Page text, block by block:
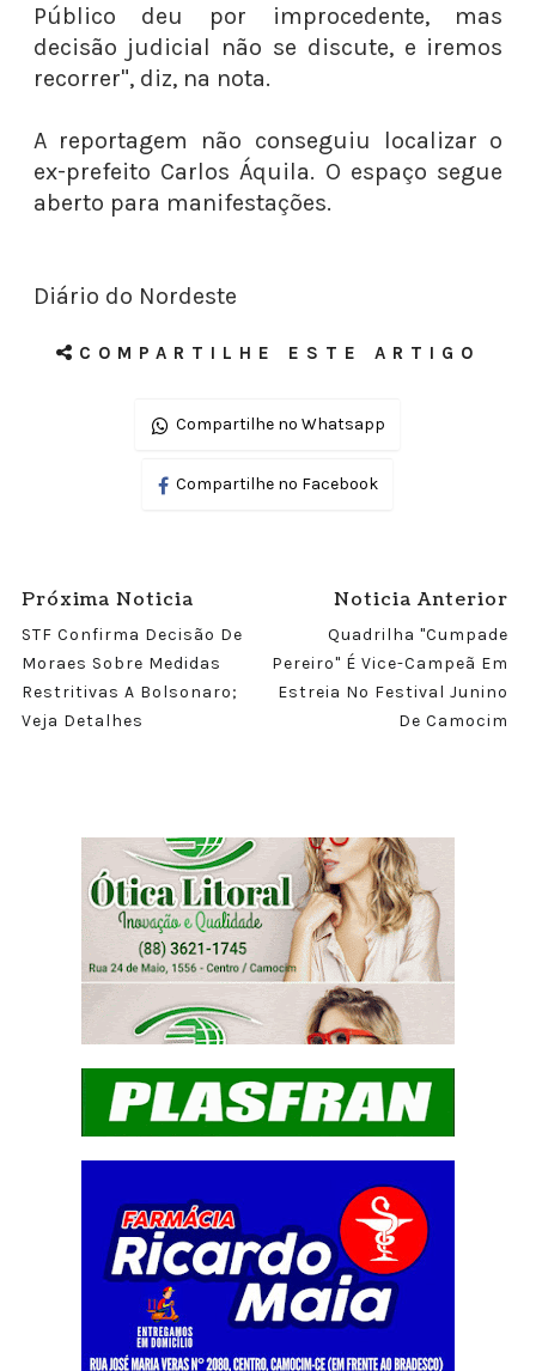
Público deu por improcedente, mas
decisão judicial não se discute, e iremos
recorrer", diz, na nota.
A reportagem não conseguiu localizar o
ex-prefeito Carlos Áquila. O espaço segue
aberto para manifestações.
Diário do Nordeste
COMPARTILHE ESTE ARTIGO
Compartilhe no Whatsapp
Compartilhe no Facebook
Próxima Noticia
STF Confirma Decisão De
Moraes Sobre Medidas
Restritivas A Bolsonaro;
Veja Detalhes
Noticia Anterior
Quadrilha "Cumpade
Pereiro" É Vice-Campeã Em
Estreia No Festival Junino
De Camocim